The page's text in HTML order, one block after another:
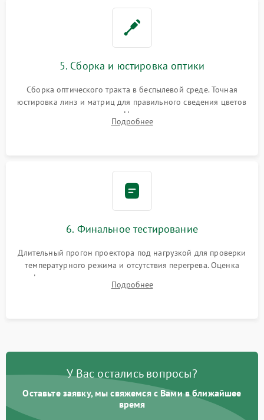
5. Сборка и юстировка оптики
Сборка оптического тракта в беспылевой среде. Точная
юстировка линз и матриц для правильного сведения цветов
и устранения размытия. Надежное подключение всех
шлейфов, установка датчиков и закрытие корпуса
Подробнее
6. Финальное тестирование
Длительный прогон проектора под нагрузкой для проверки
температурного режима и отсутствия перегрева. Оценка
фокуса, контрастности и цветопередачи на тестовых
таблицах. Проверка работы всех видеовходов и кнопок
Подробнее
У Вас остались вопросы?
Оставьте заявку, мы свяжемся с Вами в ближайшее
время